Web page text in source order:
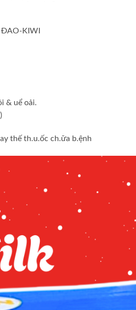
ĐAO-KIWI
& uể oải.
thế th.u.ốc ch.ữa b.ệnh